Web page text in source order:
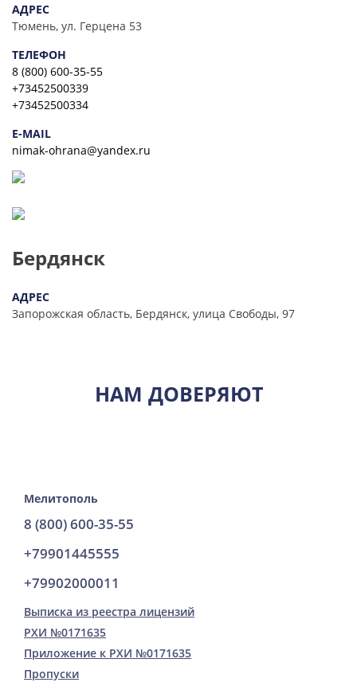
АДРЕС
Тюмень, ул. Герцена 53
ТЕЛЕФОН
8 (800) 600-35-55
+73452500339
+73452500334
E-MAIL
nimak-ohrana@yandex.ru
Бердянск
АДРЕС
Запорожская область, Бердянск, улица Свободы, 97
НАМ ДОВЕРЯЮТ
Мелитополь
8 (800) 600-35-55
+79901445555
+79902000011
Выписка из реестра лицензий
РХИ №0171635
Приложение к РХИ №0171635
Пропуски